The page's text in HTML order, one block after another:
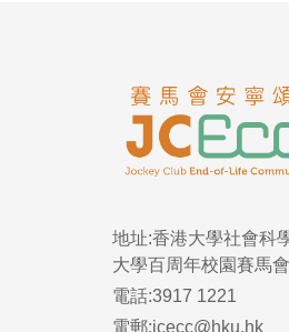
地址:香港大學社會科
大學百周年校園賽馬
電話:3917 1221
電郵:jcecc@hku.hk